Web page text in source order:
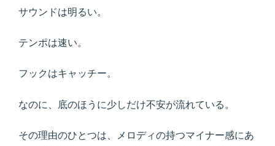
サウンドは明るい。
テンポは速い。
フックはキャッチー。
なのに、底のほうに少しだけ不安が流れている。
その理由のひとつは、メロディの持つマイナー感にあ